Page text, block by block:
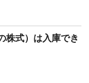
株式）は入庫でき